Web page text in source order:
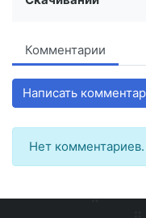
Комментарии
Написать
Нет